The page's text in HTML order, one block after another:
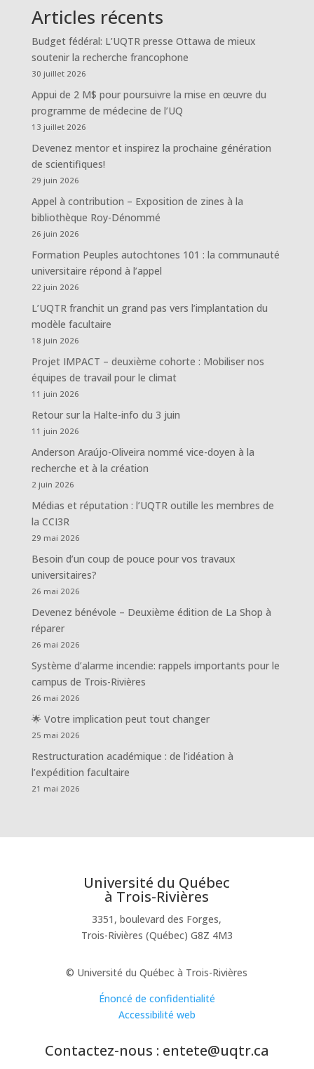
Articles récents
Budget fédéral: L’UQTR presse Ottawa de mieux
soutenir la recherche francophone
30 juillet 2026
Appui de 2 M$ pour poursuivre la mise en œuvre du
programme de médecine de l’UQ
13 juillet 2026
Devenez mentor et inspirez la prochaine génération
de scientifiques!
29 juin 2026
Appel à contribution – Exposition de zines à la
bibliothèque Roy-Dénommé
26 juin 2026
Formation Peuples autochtones 101 : la communauté
universitaire répond à l’appel
22 juin 2026
L’UQTR franchit un grand pas vers l’implantation du
modèle facultaire
18 juin 2026
Projet IMPACT – deuxième cohorte : Mobiliser nos
équipes de travail pour le climat
11 juin 2026
Retour sur la Halte-info du 3 juin
11 juin 2026
Anderson Araújo-Oliveira nommé vice-doyen à la
recherche et à la création
2 juin 2026
Médias et réputation : l’UQTR outille les membres de
la CCI3R
29 mai 2026
Besoin d’un coup de pouce pour vos travaux
universitaires?
26 mai 2026
Devenez bénévole – Deuxième édition de La Shop à
réparer
26 mai 2026
Système d’alarme incendie: rappels importants pour le
campus de Trois-Rivières
26 mai 2026
🌟 Votre implication peut tout changer
25 mai 2026
Restructuration académique : de l’idéation à
l’expédition facultaire
21 mai 2026
Université du Québec
à Trois-Rivières
3351, boulevard des Forges,
Trois-Rivières (Québec) G8Z 4M3
© Université du Québec à Trois-Rivières
Énoncé de confidentialité
Accessibilité web
Contactez-nous : entete@uqtr.ca